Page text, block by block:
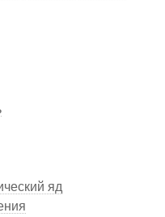
яд